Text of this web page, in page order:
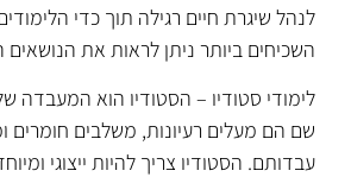
לנהל שיגרת חיים רגילה תוך כדי
השכיחים ביותר ניתן לראות את הנושאים
לימודי סטודיו – הסטודיו הוא המעבדה
שם הם מעלים רעיונות, משלבים חומרים
עבדותם. הסטודיו צריך להיות ייצוגי